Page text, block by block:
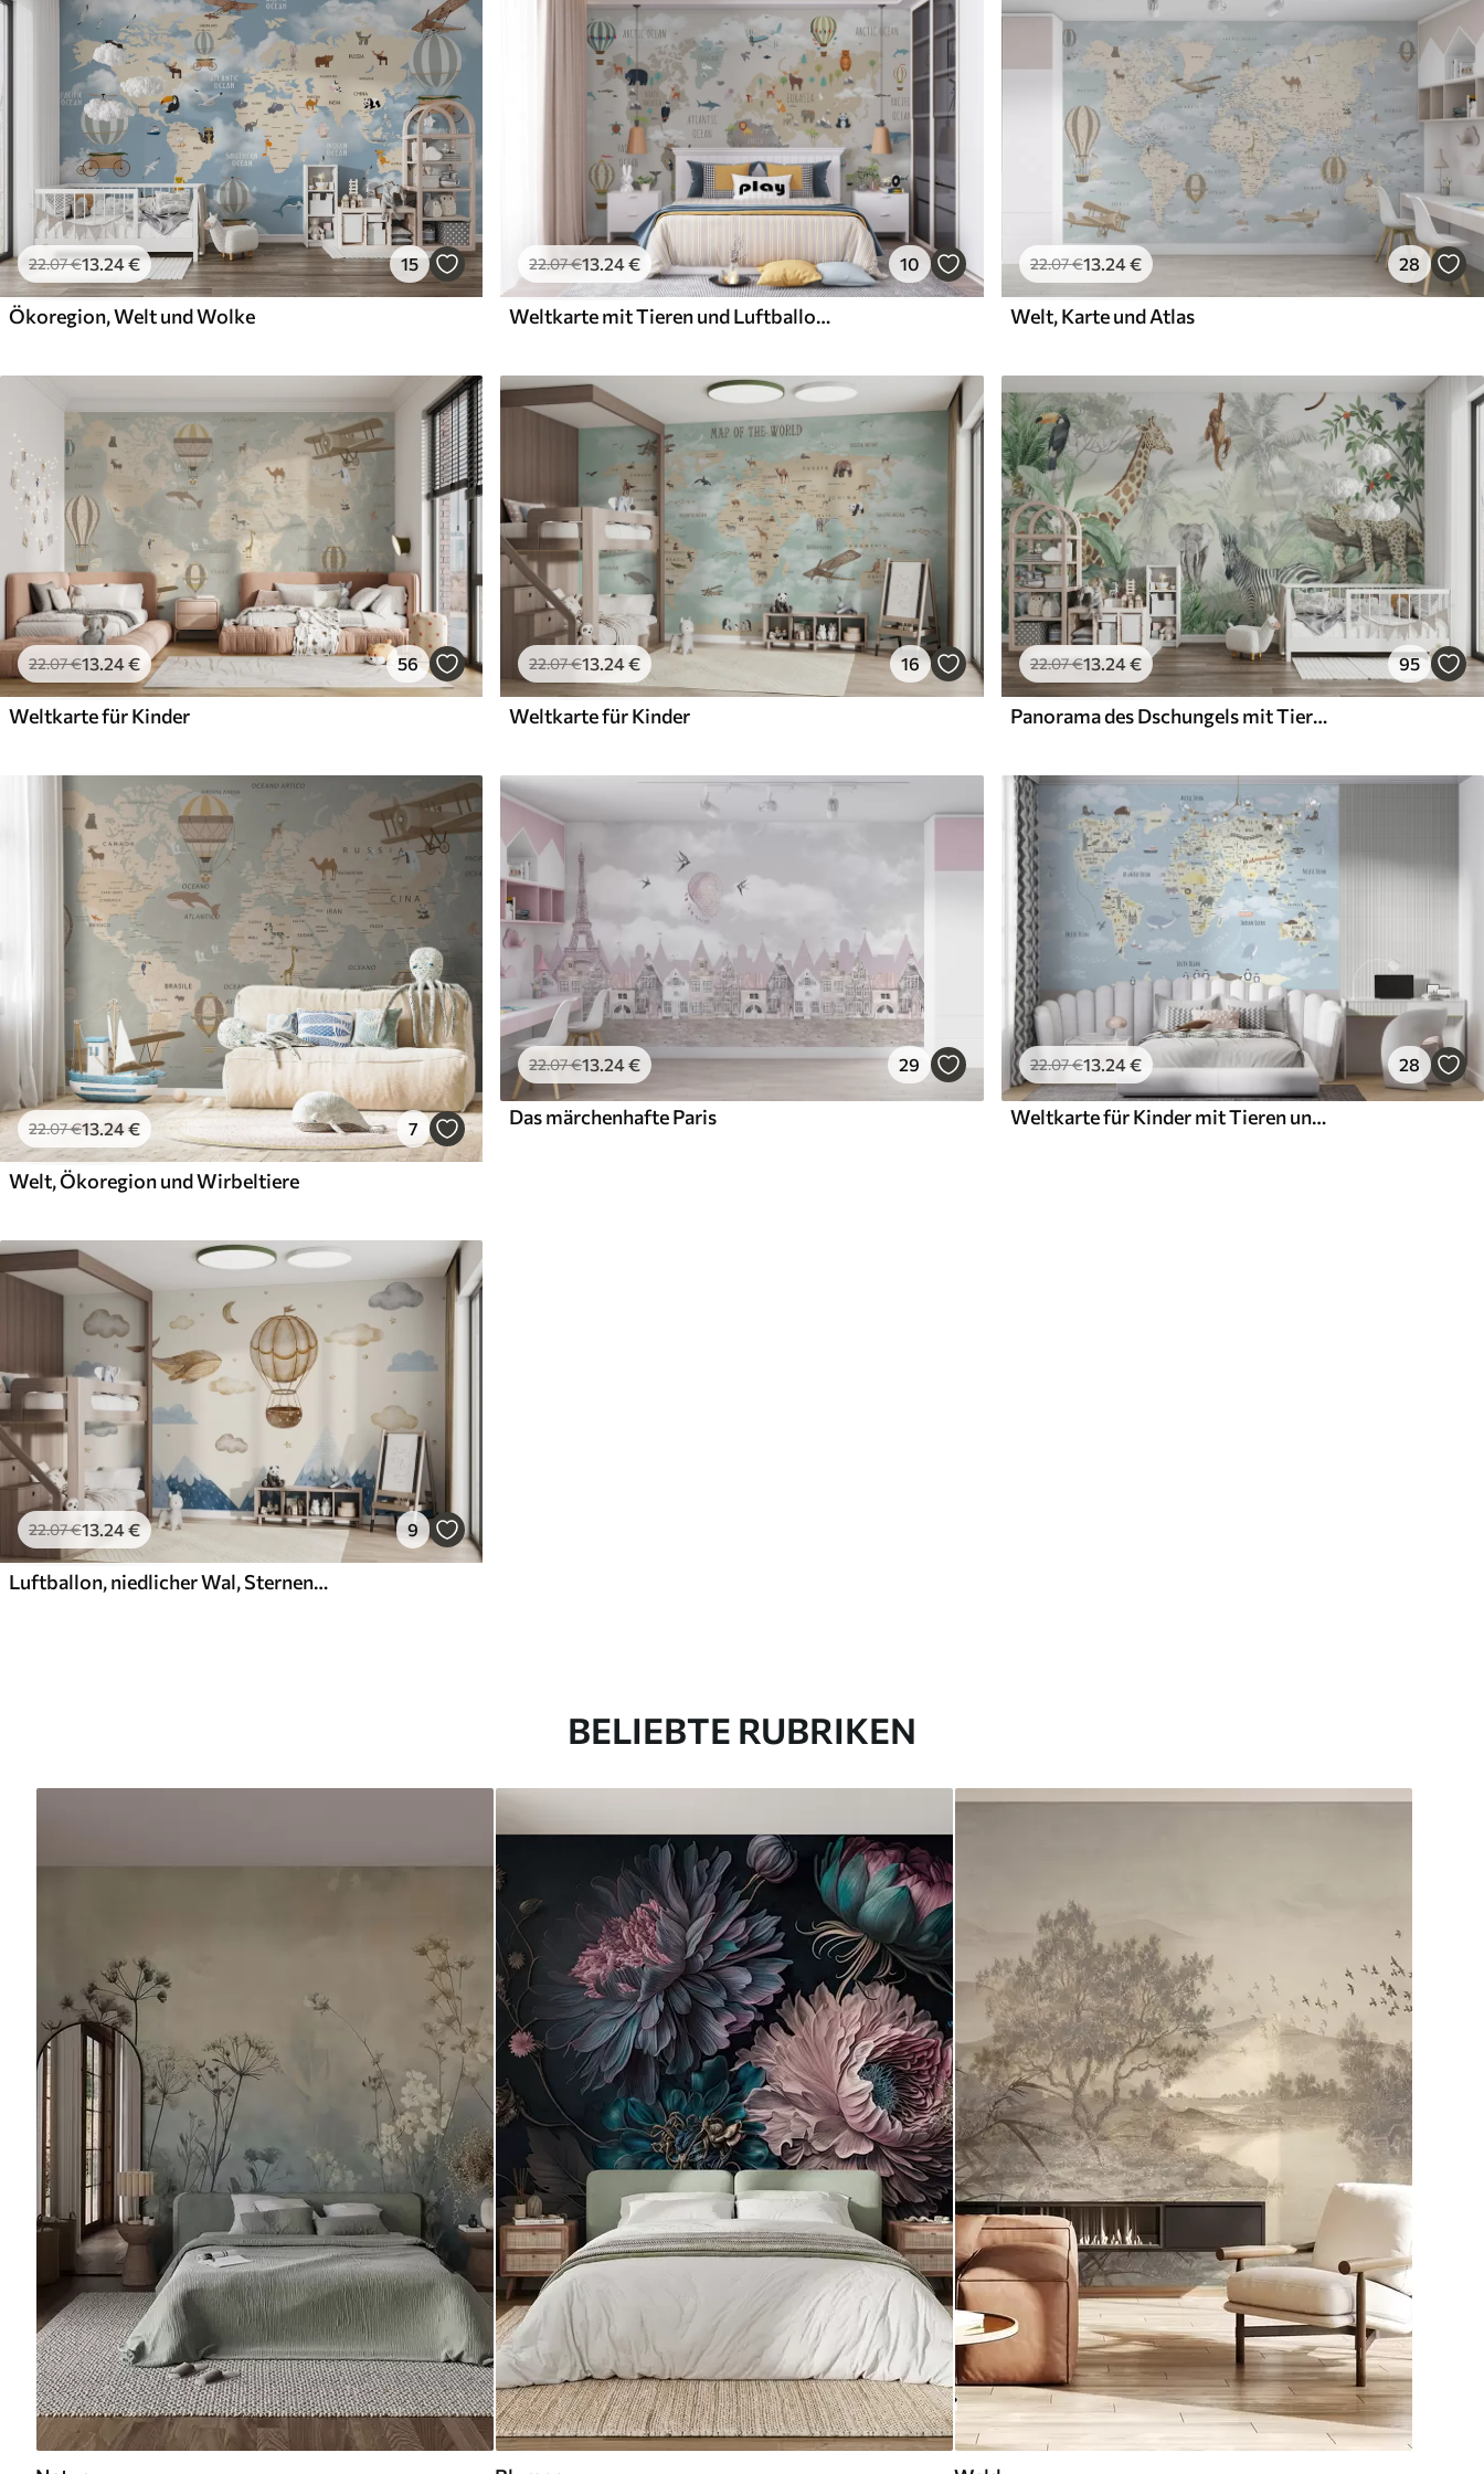
Fototapeten mit Lackbeschichtung können mit Wasser gereinigt werden.
Verlegemethode Nahtlose Anwendung
Verfügbare Materialien
Standard
45.0027.00€/m²
Premium
56
Premium-Vinyl
65.0039.00 €/m²
Peel and Stick
49.00 €/m²
22.07€13.24€ 15
Ökoregion, Welt und Wolke
22.07€13.24€ 10
Weltkarte mit Tieren und Luftballons
22.07€13.24€ 28
Welt, Karte und Atlas
22.07€13.24€ 56
Weltkarte für Kinder
22.07€13.24€ 16
Weltkarte für Kinder
22.07€13.24€ 95
Panorama des Dschungels mit Tieren
22.07€13.24€ 7
Welt, Ökoregion und Wirbeltiere
22.07€13 .24€ 29
Das märchenhafte Paris
22.07€13.24€ 28
Weltkarte für Kinder mit Tieren und Wahrzeichen
22.07€13 .24€ 9
Luftballon, niedlicher Wal, Sternenhimmel, Berge, Aquarell, blaue und beige Farben
BELIEBTE RUBRIKEN